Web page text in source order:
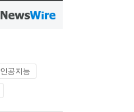
인공지능